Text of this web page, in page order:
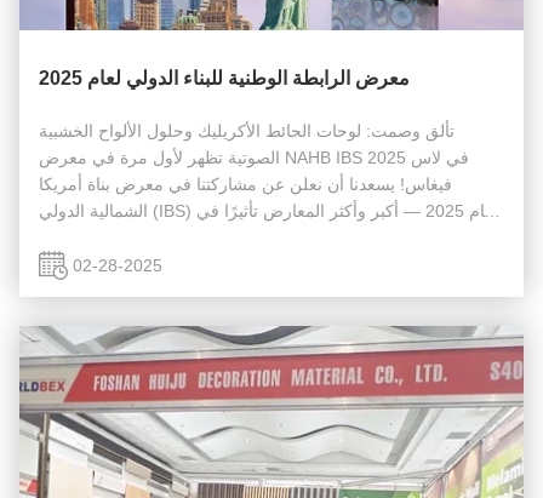
معرض الرابطة الوطنية للبناء الدولي لعام 2025
تألق وصمت: لوحات الحائط الأكريليك وحلول الألواح الخشبية
الصوتية تظهر لأول مرة في معرض NAHB IBS 2025 في لاس
فيغاس! يسعدنا أن نعلن عن مشاركتنا في معرض بناة أمريكا
الشمالية الدولي (IBS) لعام 2025 — أكبر وأكثر المعارض تأثيرًا في
27 فبراير ...
02-28-2025